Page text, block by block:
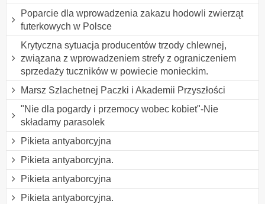
Poparcie dla wprowadzenia zakazu hodowli zwierząt
futerkowych w Polsce
Krytyczna sytuacja producentów trzody chlewnej,
związana z wprowadzeniem strefy z ograniczeniem
sprzedaży tuczników w powiecie monieckim.
Marsz Szlachetnej Paczki i Akademii Przyszłości
"Nie dla pogardy i przemocy wobec kobiet"-Nie
składamy parasolek
Pikieta antyaborcyjna
Pikieta antyaborcyjna.
Pikieta antyaborcyjna
Pikieta antyaborcyjna.